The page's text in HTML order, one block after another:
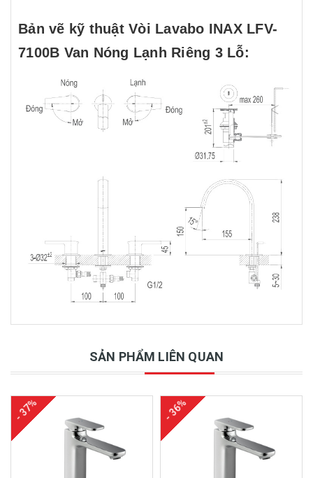
Bản vẽ kỹ thuật Vòi Lavabo INAX LFV-
7100B Van Nóng Lạnh Riêng 3 Lỗ:
SẢN PHẨM LIÊN QUAN
- 37% - 36%